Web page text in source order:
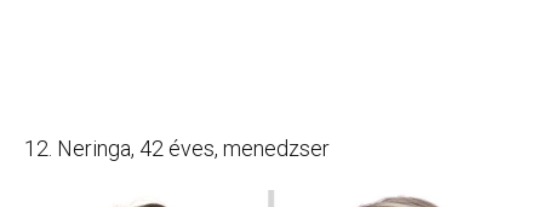
12. Neringa, 42 éves, menedzser